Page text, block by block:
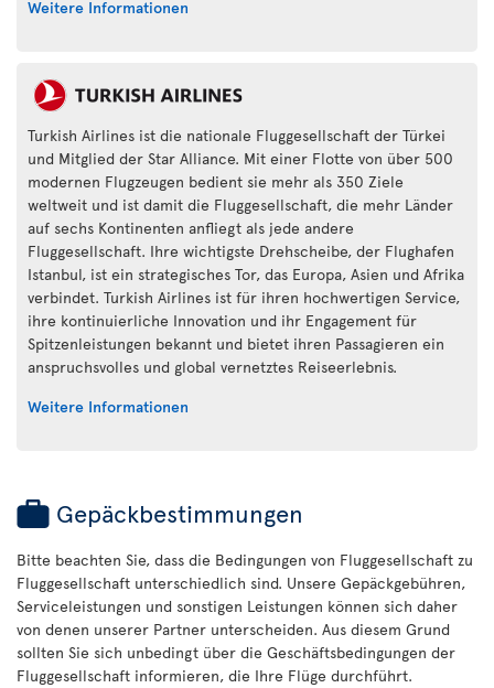
Weitere Informationen
Turkish Airlines ist die nationale Fluggesellschaft der Türkei
und Mitglied der Star Alliance. Mit einer Flotte von über 500
modernen Flugzeugen bedient sie mehr als 350 Ziele
weltweit und ist damit die Fluggesellschaft, die mehr Länder
auf sechs Kontinenten anfliegt als jede andere
Fluggesellschaft. Ihre wichtigste Drehscheibe, der Flughafen
Istanbul, ist ein strategisches Tor, das Europa, Asien und Afrika
verbindet. Turkish Airlines ist für ihren hochwertigen Service,
ihre kontinuierliche Innovation und ihr Engagement für
Spitzenleistungen bekannt und bietet ihren Passagieren ein
anspruchsvolles und global vernetztes Reiseerlebnis.
Weitere Informationen
Gepäckbestimmungen
Bitte beachten Sie, dass die Bedingungen von Fluggesellschaft zu
Fluggesellschaft unterschiedlich sind. Unsere Gepäckgebühren,
Serviceleistungen und sonstigen Leistungen können sich daher
von denen unserer Partner unterscheiden. Aus diesem Grund
sollten Sie sich unbedingt über die Geschäftsbedingungen der
Fluggesellschaft informieren, die Ihre Flüge durchführt.